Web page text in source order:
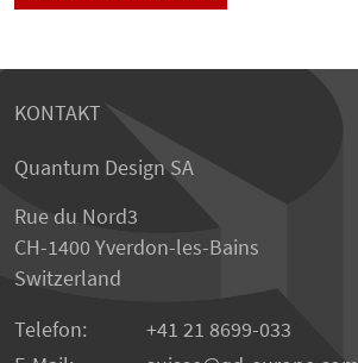
KONTAKT
Quantum Design SA
Rue du Nord3
CH-1400 Yverdon-les-Bains
Switzerland
Telefon:
+41 21 8699-033